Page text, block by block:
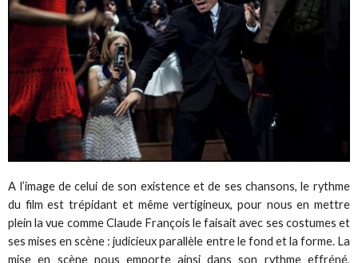
A l’image de celui de son existence et de ses chansons, le rythme
du film est trépidant et même vertigineux, pour nous en mettre
plein la vue comme Claude François le faisait avec ses costumes et
ses mises en scène : judicieux parallèle entre le fond et la forme. La
mise en scène nous emporte ainsi dans son rythme effréné,